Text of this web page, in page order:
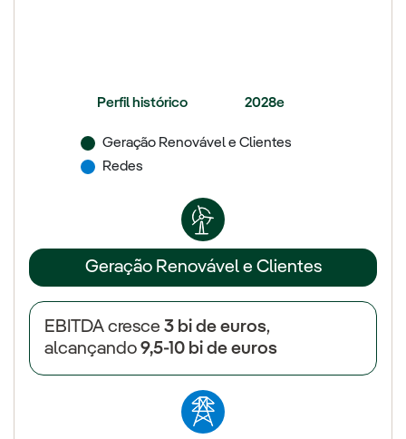
Perfil histórico
2028e
Geração Renovável e Clientes
Redes
Geração Renovável e Clientes
EBITDA cresce 3 bi de euros,
alcançando 9,5-10 bi de euros